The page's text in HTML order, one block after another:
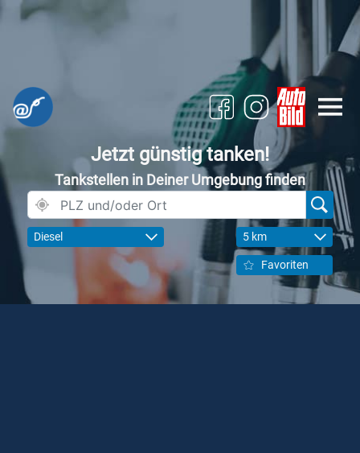
Jetzt günstig tanken!
Tankstellen in Deiner Umgebung finden
Diesel 5 km
Favoriten